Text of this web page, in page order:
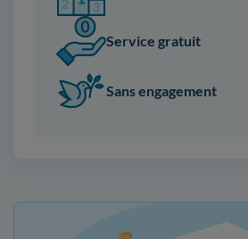
Service gratuit
Sans engagement